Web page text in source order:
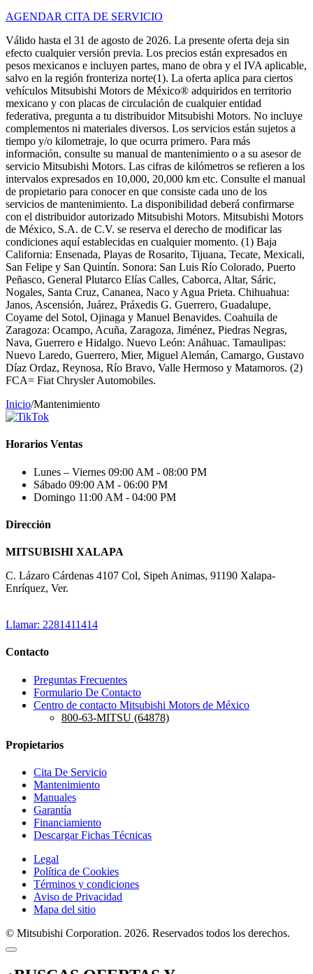
AGENDAR CITA DE SERVICIO
Válido hasta el 31 de agosto de 2026. La presente oferta deja sin
efecto cualquier versión previa. Los precios están expresados en
pesos mexicanos e incluyen partes, mano de obra y el IVA aplicable,
salvo en la región fronteriza norte(1). La oferta aplica para ciertos
vehículos Mitsubishi Motors de México® adquiridos en territorio
mexicano y con placas de circulación de cualquier entidad
federativa, pregunta a tu distribuidor Mitsubishi Motors. No incluye
complementos ni materiales diversos. Los servicios están sujetos a
tiempo y/o kilometraje, lo que ocurra primero. Para más
información, consulte su manual de mantenimiento o a su asesor de
servicio Mitsubishi Motors. Las cifras de kilómetros se refieren a los
intervalos expresados en 10,000, 20,000 km etc. Consulte el manual
de propietario para conocer en que consiste cada uno de los
servicios de mantenimiento. La disponibilidad deberá confirmarse
con el distribuidor autorizado Mitsubishi Motors. Mitsubishi Motors
de México, S.A. de C.V. se reserva el derecho de modificar las
condiciones aquí establecidas en cualquier momento. (1) Baja
California: Ensenada, Playas de Rosarito, Tijuana, Tecate, Mexicali,
San Felipe y San Quintín. Sonora: San Luis Río Colorado, Puerto
Peñasco, General Plutarco Elías Calles, Caborca, Altar, Sáric,
Nogales, Santa Cruz, Cananea, Naco y Agua Prieta. Chihuahua:
Janos, Ascensión, Juárez, Práxedis G. Guerrero, Guadalupe,
Coyame del Sotol, Ojinaga y Manuel Benavides. Coahuila de
Zaragoza: Ocampo, Acuña, Zaragoza, Jiménez, Piedras Negras,
Nava, Guerrero e Hidalgo. Nuevo León: Anáhuac. Tamaulipas:
Nuevo Laredo, Guerrero, Mier, Miguel Alemán, Camargo, Gustavo
Díaz Ordaz, Reynosa, Río Bravo, Valle Hermoso y Matamoros. (2)
FCA= Fiat Chrysler Automobiles.
Inicio/Mantenimiento
Horarios Ventas
Lunes – Viernes 09:00 AM - 08:00 PM
Sábado 09:00 AM - 06:00 PM
Domingo 11:00 AM - 04:00 PM
Dirección
MITSUBISHI XALAPA
C. Lázaro Cárdenas 4107 Col, Sipeh Animas, 91190 Xalapa-
Enríquez, Ver.
Llamar: 2281411414
Contacto
Preguntas Frecuentes
Formulario De Contacto
Centro de contacto Mitsubishi Motors de México
800-63-MITSU (64878)
Propietarios
Cita De Servicio
Mantenimiento
Manuales
Garantía
Financiamiento
Descargar Fichas Técnicas
Legal
Política de Cookies
Términos y condiciones
Aviso de Privacidad
Mapa del sitio
© Mitsubishi Corporation. 2026. Reservados todos los derechos.